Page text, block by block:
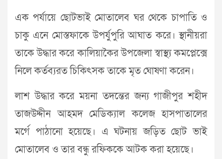
এক পর্যায়ে ছোটভাই মোতালেব ঘর থেকে চাপাতি ও
চাকু এনে মোস্তফাকে উপর্যুপুরি আঘাত করে। স্থানীয়রা
তাকে উদ্ধার করে কালিয়াকৈর উপজেলা স্বাস্থ্য কমপ্লেক্সে
নিলে কর্তব্যরত চিকিৎসক তাকে মৃত ঘোষণা করেন।
লাশ উদ্ধার করে ময়না তদন্তের জন্য গাজীপুর শহীদ
তাজউদ্দীন আহমদ মেডিক্যাল কলেজ হাসপাতালের
মর্গে পাঠানো হয়েছে। এ ঘটনায় জড়িত ছোট ভাই
মোতালেব ও তার বন্ধু রফিককে আটক করা হয়েছে।